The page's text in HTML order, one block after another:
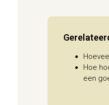
Hoe
een